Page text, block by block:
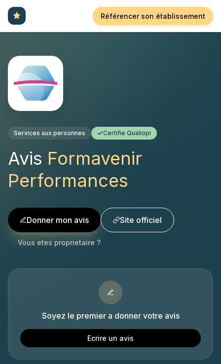
Référencer son établissement
Services aux personnes Certifie Qualiopi
Avis Formavenir
Performances
Donner mon avis Site officiel
Vous etes proprietaire ?
Soyez le premier a donner votre avis
Ecrire un avis